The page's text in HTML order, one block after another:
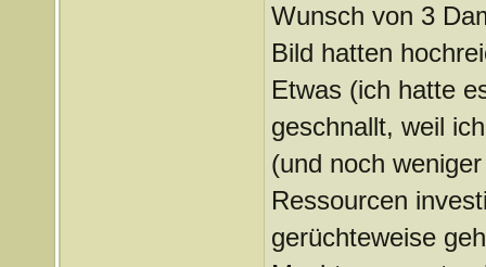
Wunsch von 3
Bild hatten
Etwas (ich hatte
geschnallt, weil
(und noch
Ressourcen
gerüchteweise